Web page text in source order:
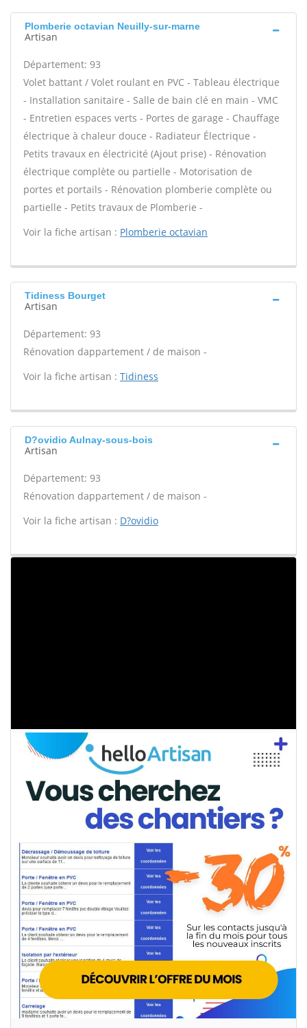
Plomberie octavian Neuilly-sur-marne
Artisan
Département: 93
Volet battant / Volet roulant en PVC - Tableau électrique
- Installation sanitaire - Salle de bain clé en main - VMC
- Entretien espaces verts - Portes de garage - Chauffage
électrique à chaleur douce - Radiateur Électrique -
Petits travaux en électricité (Ajout prise) - Rénovation
électrique complète ou partielle - Motorisation de
portes et portails - Rénovation plomberie complète ou
partielle - Petits travaux de Plomberie -
Voir la fiche artisan : Plomberie octavian
Tidiness Bourget
Artisan
Département: 93
Rénovation dappartement / de maison -
Voir la fiche artisan : Tidiness
D?ovidio Aulnay-sous-bois
Artisan
Département: 93
Rénovation dappartement / de maison -
Voir la fiche artisan : D?ovidio